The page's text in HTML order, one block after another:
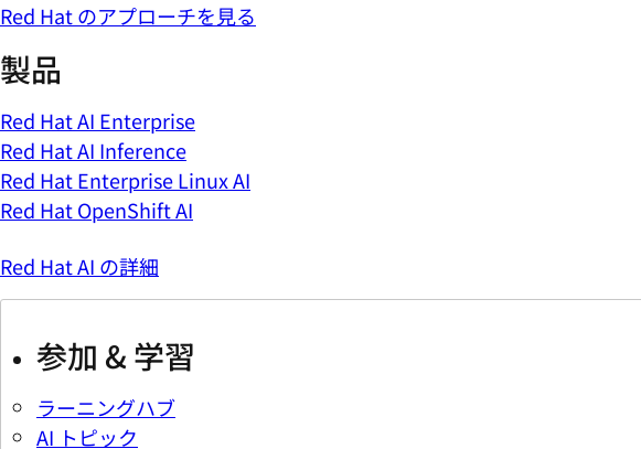
Red Hat のアプローチを見る
製品
Red Hat AI Enterprise
Red Hat AI Inference
Red Hat Enterprise Linux AI
Red Hat OpenShift AI
Red Hat AI の詳細
参加 & 学習
ラーニングハブ
AI トピック